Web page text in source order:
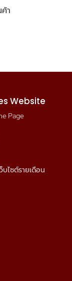
า
Website
Page
บไซต์รายเดือน